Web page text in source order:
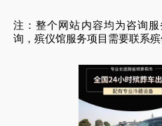
注：整个网站内容均为咨询
询，殡仪馆服务项目需要联系